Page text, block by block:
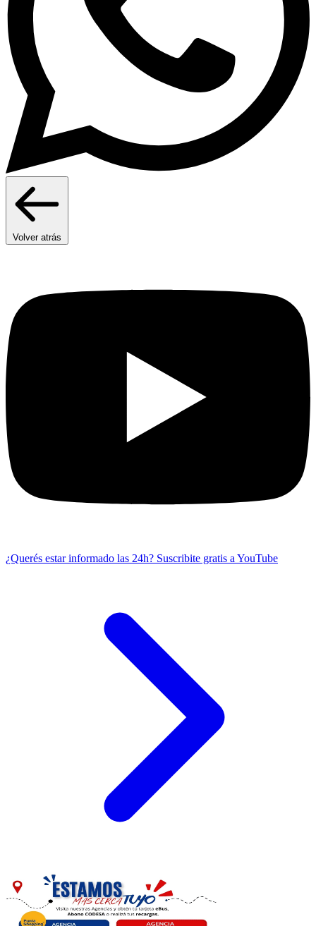
Volver atrás
¿Querés estar informado las 24h? Suscribite gratis a YouTube